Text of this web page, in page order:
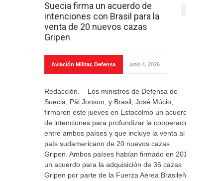
Suecia firma un acuerdo de
intenciones con Brasil para la
venta de 20 nuevos cazas
Gripen
0
Aviación Militar, Defensa junio 4, 2026
Redacción. – Los ministros de Defensa de
Suecia, Pål Jonson, y Brasil, José Múcio,
firmaron este jueves en Estocolmo un acuerdo
de intenciones para profundizar la cooperación
entre ambos países y que incluye la venta al
país sudamericano de 20 nuevos cazas
Gripen. Ambos países habían firmado en 2013
un acuerdo para la adquisición de 36 cazas
Gripen por parte de la Fuerza Aérea Brasileña